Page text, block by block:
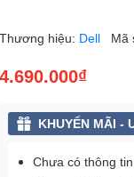
Thương hiệu: Dell Mã
4.690.000₫
KHUYẾN MÃI -
Chưa có thông